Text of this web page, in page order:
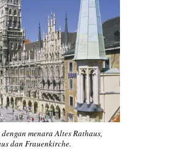
menara Altes Rathaus,
dan Frauenkirche.